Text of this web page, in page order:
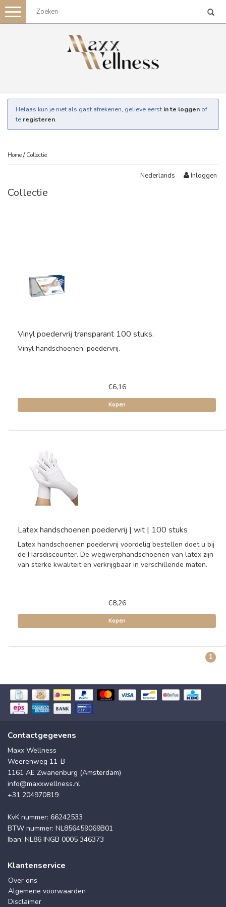
Toggle
navigation
Helaas kun je niet als gast afrekenen, gelieve eerst in te loggen of
te registeren.
Home / Collectie
Nederlands Inloggen
Collectie
Vinyl poedervrij transparant 100 stuks.
Vinyl handschoenen, poedervrij.
€6,16
Kopen
Latex handschoenen poedervrij | wit | 100 stuks
Latex handschoenen poedervrij voordelig bestellen doet u bij
de Harsdiscounter. De wegwerphandschoenen van latex zijn
van sterke kwaliteit en verkrijgbaar in verschillende maten.
€8,26
Kopen
1
Contactgegevens
Maxx Wellness
Weerenweg 11-B
1161 AE Zwanenburg (Amsterdam)
info@maxxwellness.nl
+31 204970819
KvK nummer: 66242533
BTW nummer: NL856459069B01
Iban: NL86 INGB 0005 346373
Klantenservice
Over ons
Algemene voorwaarden
Disclaimer